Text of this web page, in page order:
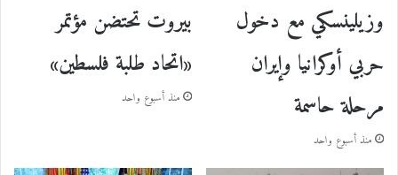
وزيلينسكي مع دخول
حربي أوكرانيا وإيران
مرحلة حاسمة
منذ أسبوع واحد
بيروت تحتضن مؤتمر
«اتحاد طلبة فلسطين»
منذ أسبوع واحد